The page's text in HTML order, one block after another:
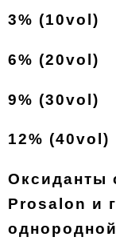
3% (10vol)
6% (20vol)
9% (30vol)
12% (40vol)
Оксиданты
Prosalon и